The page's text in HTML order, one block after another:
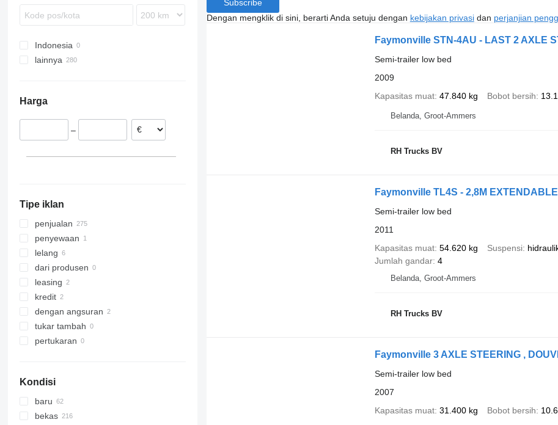
Indonesia
lainnya
Polandia
Belgia
Harga
–
Tipe iklan
penjualan
penyewaan
lelang
dari produsen
leasing
kredit
dengan angsuran
tukar tambah
pertukaran
Kondisi
baru
bekas
Subscribe
Dengan mengklik di sini, berarti Anda setuju dengan kebijakan privasidan perjanjian
Faymonville STN-4AU - LAST 2 AXLE
Semi-trailer low bed
2009
Kapasitas muat 47.840 kg Bobot bersih
Belanda, Groot-Ammers
RH Trucks BV
Faymonville TL4S - 2,8M
Semi-trailer low bed
2011
Kapasitas muat 54.620 kg Suspensi
Jumlah gandar 4
Belanda, Groot-Ammers
RH Trucks BV
Faymonville 3 AXLE STEERING ,
Semi-trailer low bed
2007
Kapasitas muat 31.400 kg Bobot bersih